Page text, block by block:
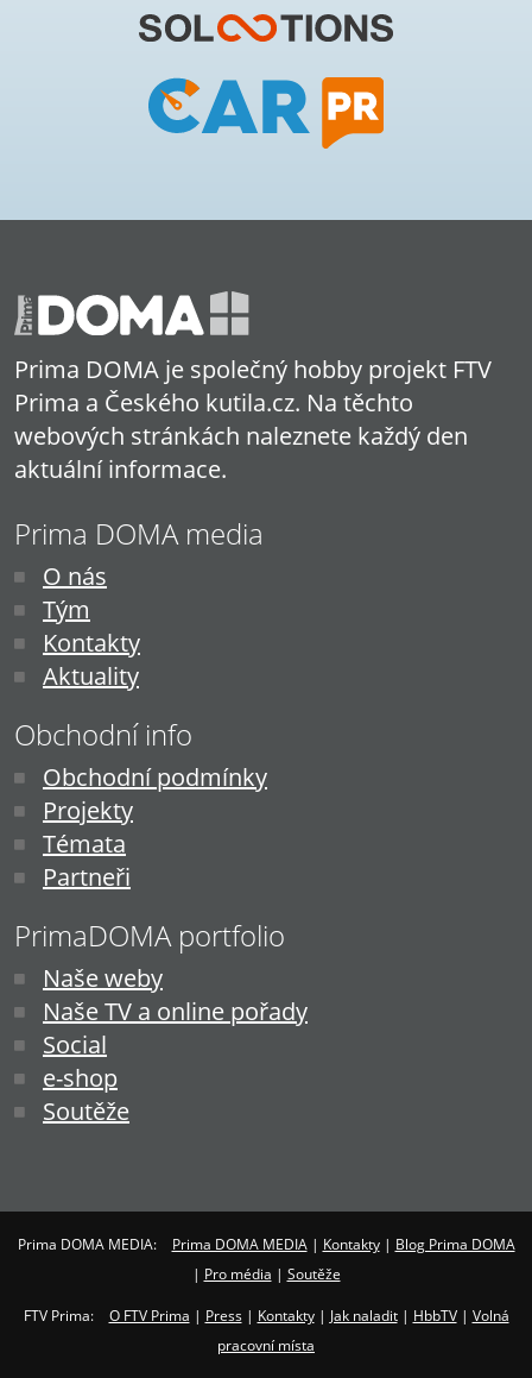
Prima DOMA je společný hobby projekt FTV
Prima a Českého kutila.cz. Na těchto
webových stránkách naleznete každý den
aktuální informace.
Prima DOMA media
O nás
Tým
Kontakty
Aktuality
Obchodní info
Obchodní podmínky
Projekty
Témata
Partneři
PrimaDOMA portfolio
Naše weby
Naše TV a online pořady
Social
e-shop
Soutěže
Prima DOMA MEDIA: Prima DOMA MEDIA| Kontakty| Blog Prima DOMA
| Pro média | Soutěže
FTV Prima: O FTV Prima | Press| Kontakty| Jak naladit| HbbTV| Volná
pracovní místa